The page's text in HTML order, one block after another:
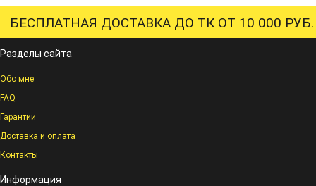
БЕСПЛАТНАЯ ДОСТАВКА ДО ТК ОТ 10 000 РУБ.
Разделы сайта
Обо мне
FAQ
Гарантии
Доставка и оплата
Контакты
Информация